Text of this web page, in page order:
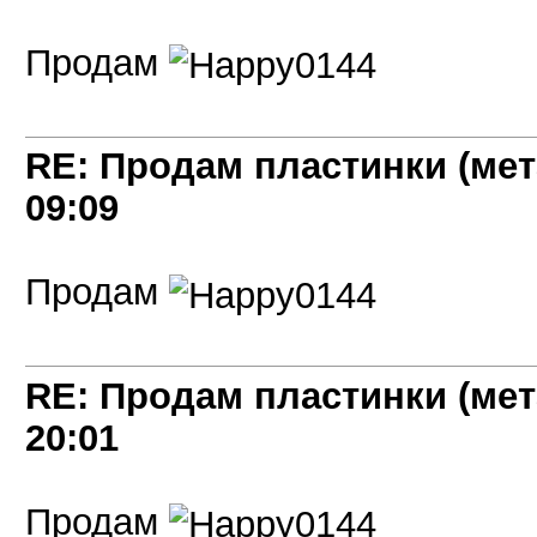
Продам
RE: Продам пластинки
09:09
Продам
RE: Продам пластинки
20:01
Продам